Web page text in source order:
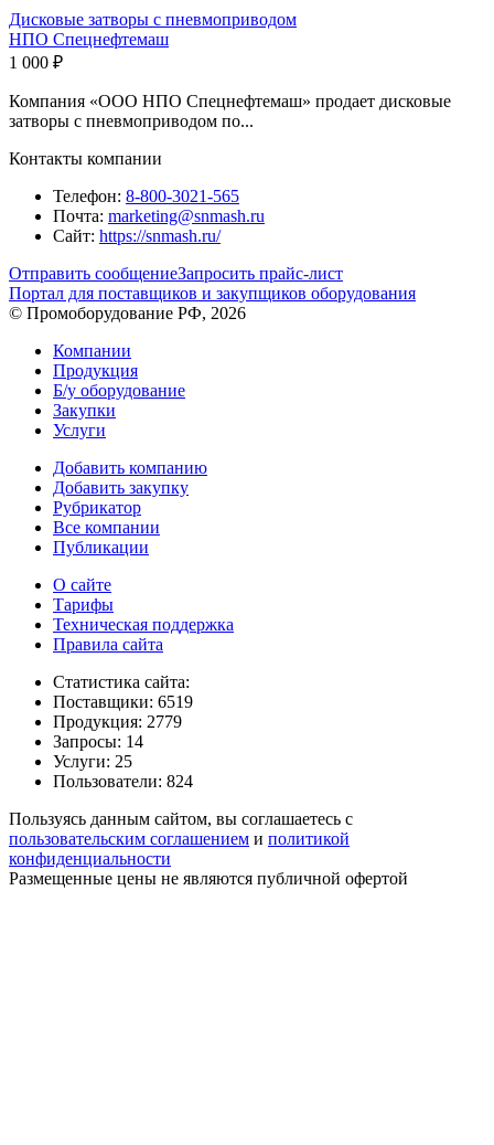
Дисковые затворы с пневмоприводом
НПО Спецнефтемаш
1 000 ₽
Компания «ООО НПО Спецнефтемаш» продает дисковые
затворы с пневмоприводом по...
Контакты компании
Телефон: 8-800-3021-565
Почта: marketing@snmash.ru
Сайт: https://snmash.ru/
Отправить сообщениеЗапросить прайс-лист
Портал для поставщиков и закупщиков оборудования
© Промоборудование РФ, 2026
Компании
Продукция
Б/у оборудование
Закупки
Услуги
Добавить компанию
Добавить закупку
Рубрикатор
Все компании
Публикации
О сайте
Тарифы
Техническая поддержка
Правила сайта
Статистика сайта:
Поставщики: 6519
Продукция: 2779
Запросы: 14
Услуги: 25
Пользователи: 824
Пользуясь данным сайтом, вы соглашаетесь с
пользовательским соглашением и политикой
конфиденциальности
Размещенные цены не являются публичной офертой